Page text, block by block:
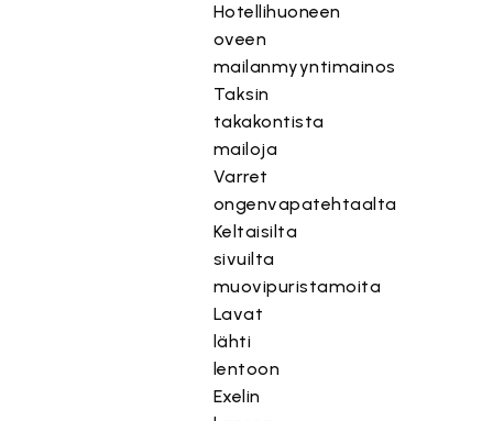
Hotellihuoneen
oveen
mailanmyyntimainos
Taksin
takakontista
mailoja
Varret
ongenvapatehtaalta
Keltaisilta
sivuilta
muovipuristamoita
Lavat
lähti
lentoon
Exelin